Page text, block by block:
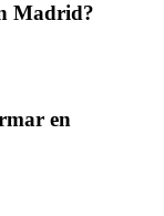
Madrid?
en